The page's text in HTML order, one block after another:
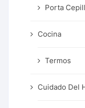
Porta
Cocina
Termos
Cuidado Del